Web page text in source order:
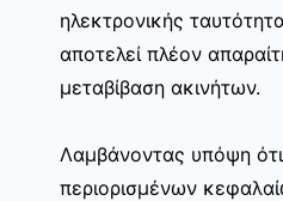
ηλεκτρονικής
αποτελεί πλέον
μεταβίβαση ακινήτων.
Λαμβάνοντας υπόψη
περιορισμένων